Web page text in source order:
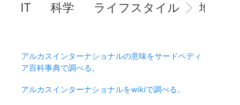
IT 科学 ライフスタイル 地域情
アルカスインターナショナルの意味をサードペディ
ア百科事典で調べる。
アルカスインターナショナルをwikiで調べる。